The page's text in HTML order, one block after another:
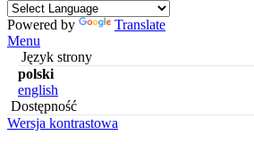
Powered by
Translate
Menu
Język strony
polski
english
Dostępność
Wersja kontrastowa